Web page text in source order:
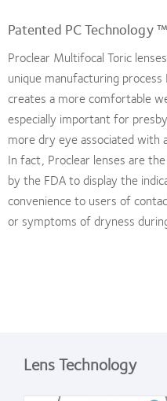
Patented PC Technology
Proclear Multifocal Toric
unique manufacturing process
creates a more comfortable
especially important for
more dry eye associated with
In fact, Proclear lenses are
by the FDA to display the
convenience to users of
or symptoms of dryness
Lens Technology